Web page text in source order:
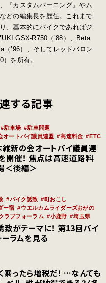
『カスタムバーニング』やム
どの編集長を歴任。これまで
、基本的にバイクであればジ
GSX-R750（’88）、Beta
（’96）、そしてレッドバロン
を所有。
する記事
駐車場
駐車問題
オートバイ議員連盟
高速料金 ETC
維新の会オートバイ議員連
開催！ 焦点は高速道路料
＜後編＞
バイク誘致
町おこし
ー宿
ウエルカムライダーズおがの
ラブフォーラム 小鹿野 埼玉県
致がテーマに！ 第13回バイ
ーラムを見る
乗ったら増税だ！ …なんても